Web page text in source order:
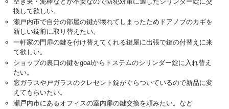
換して欲しい。
瀬戸内市で自分の部屋の鍵が壊れてしまったためドアノブのカギを
新しい錠前に取り替えたい。
一軒家の門扉の鍵を付け替えてくれる鍵屋に出張で鍵の付替えに来
て欲しい。
ショップの裏口の鍵をgoalからトステムのシリンダー錠に入れ替え
たい。
窓ガラスや戸ガラスのクレセント錠がぐらついているので新品に変
えてもらいたい。
瀬戸内市にあるオフィスの室内扉の鍵交換を頼みたい。など